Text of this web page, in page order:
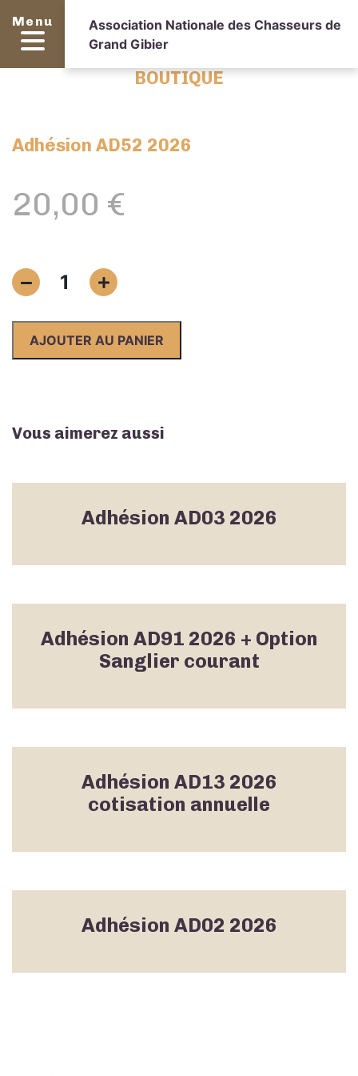
Menu
Association Nationale des Chasseurs de
Grand Gibier
BOUTIQUE
Adhésion AD52 2026
20,00 €
quantité
de
AD52
2026
1
AJOUTER AU PANIER
Vous aimerez aussi
Adhésion AD03 2026
Adhésion AD91 2026 + Option
Sanglier courant
Adhésion AD13 2026
cotisation annuelle
Adhésion AD02 2026